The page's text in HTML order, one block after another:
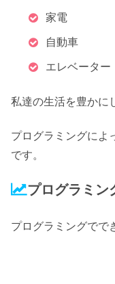
家電
自動車
エレベーター
私達の生活を豊かに
プログラミングによ
です。
プログラミン
プログラミングでで